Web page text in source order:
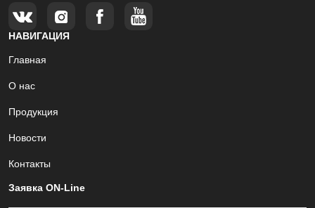
НАВИГАЦИЯ
Главная
О нас
Продукция
Новости
Контакты
Заявка ON-Line